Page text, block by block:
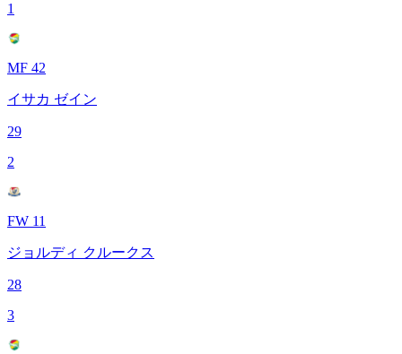
1
MF 42
イサカ ゼイン
29
2
FW 11
ジョルディ クルークス
28
3